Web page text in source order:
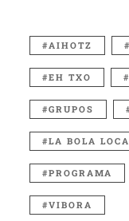
AIHOTZ
EH TXO
GRUPOS
LA BOLA LOCA
PROGRAMA
VIBORA